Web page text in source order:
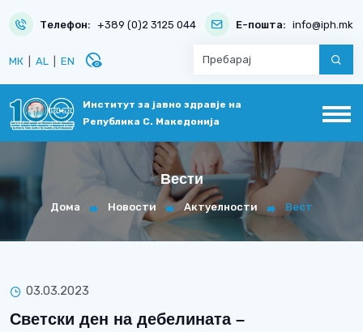
Телефон: +389 (0)2 3125 044 Е-пошта: info@iph.mk
МК AL EN disabled_visible
Институт за јавно здравје на
Република С. Македонија
Вести
Дома Новости Актуелности Вест
03.03.2023
Светски ден на дебелината –